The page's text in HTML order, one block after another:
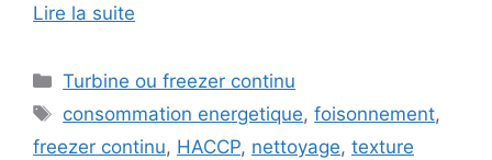
Lire la suite
Catégories
Turbine ou freezer continu
Étiquettes
consommation energetique,foisonnement,
freezer continu, HACCP, nettoyage, texture